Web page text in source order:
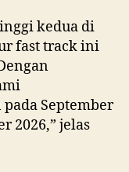
kedua di
fast track ini
September
2026,” jelas